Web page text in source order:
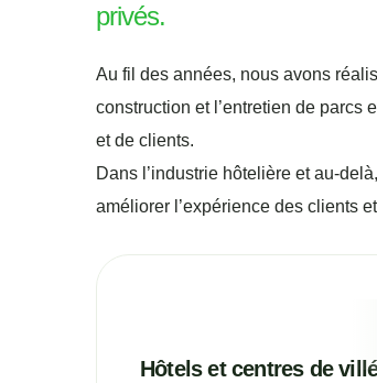
privés.
Au fil des années, nous avons
construction et l’entretien de parcs
et de clients.
Dans l’industrie hôtelière et au-
améliorer l’expérience des clients
Hôtels et centres de